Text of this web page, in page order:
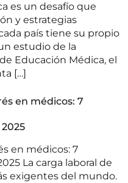
es un desafío que
y estrategias
país tiene su propio
estudio de la
Educación Médica, el
[…]
en médicos: 7
en médicos: 7
La carga laboral de
exigentes del mundo.